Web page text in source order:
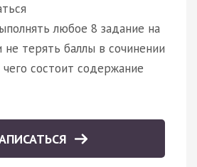
любое 8 задание на
терять баллы в сочинении
чего состоит содержание